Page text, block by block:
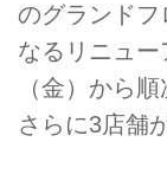
のグランドフ
なるリニュー
（金）から
さらに3店舗